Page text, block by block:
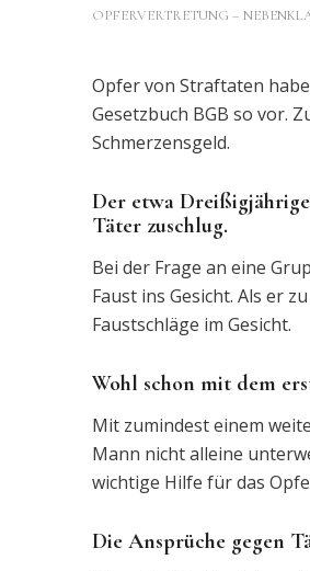
OPFERVERTRETUNG –
Opfer von Straftaten
Gesetzbuch BGB so vor.
Schmerzensgeld.
Der etwa
Täter zuschlug.
Bei der Frage an eine
Faust ins Gesicht. Als er
Faustschläge im Gesicht.
Wohl schon mit dem
Mit zumindest einem
Mann nicht alleine
wichtige Hilfe für das
Die Ansprüche gegen